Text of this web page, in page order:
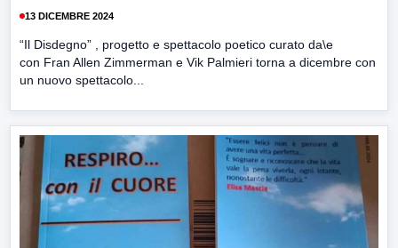
13 DICEMBRE 2024
“Il Disdegno” , progetto e spettacolo poetico curato da\e
con Fran Allen Zimmerman e Vik Palmieri torna a dicembre con
un nuovo spettacolo...